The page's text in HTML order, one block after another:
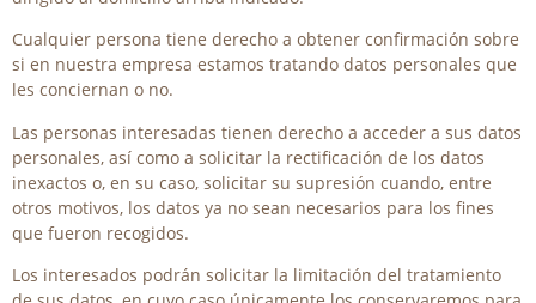
Cualquier persona tiene derecho a obtener confirmación sobre
si en nuestra empresa estamos tratando datos personales que
les conciernan o no.
Las personas interesadas tienen derecho a acceder a sus datos
personales, así como a solicitar la rectificación de los datos
inexactos o, en su caso, solicitar su supresión cuando, entre
otros motivos, los datos ya no sean necesarios para los fines
que fueron recogidos.
Los interesados podrán solicitar la limitación del tratamiento